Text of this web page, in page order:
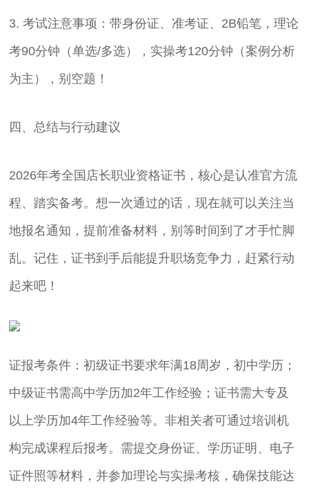
3. 考试注意事项：带身份证、准考证、2B铅笔，理论
考90分钟（单选/多选），实操考120分钟（案例分析
为主），别空题！
四、总结与行动建议
2026年考全国店长职业资格证书，核心是认准官方流
程、踏实备考。想一次通过的话，现在就可以关注当
地报名通知，提前准备材料，别等时间到了才手忙脚
乱。记住，证书到手后能提升职场竞争力，赶紧行动
起来吧！
证报考条件：初级证书要求年满18周岁，初中学历；
中级证书需高中学历加2年工作经验；证书需大专及
以上学历加4年工作经验等。非相关者可通过培训机
构完成课程后报考。需提交身份证、学历证明、电子
证件照等材料，并参加理论与实操考核，确保技能达